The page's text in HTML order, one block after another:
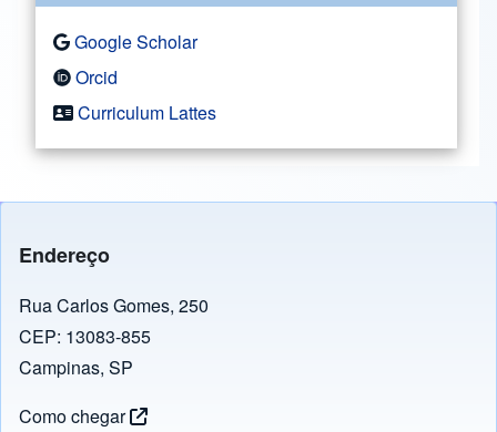
Google Scholar
Orcid
Curriculum Lattes
Endereço
Rua Carlos Gomes, 250
CEP: 13083-855
Campinas, SP
Como chegar